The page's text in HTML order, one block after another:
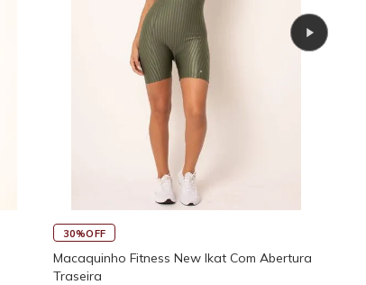
30%OFF
Macaquinho Fitness New Ikat Com Abertura
Traseira